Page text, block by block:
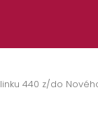
440 z/do